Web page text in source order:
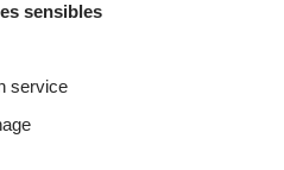
sensibles
service